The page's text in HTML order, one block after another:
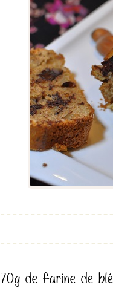
70g de farine de